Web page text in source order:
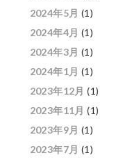
2024年5月 (1)
2024年4月 (1)
2024年3月 (1)
2024年1月 (1)
2023年12月 (1)
2023年11月 (1)
2023年9月 (1)
2023年7月 (1)